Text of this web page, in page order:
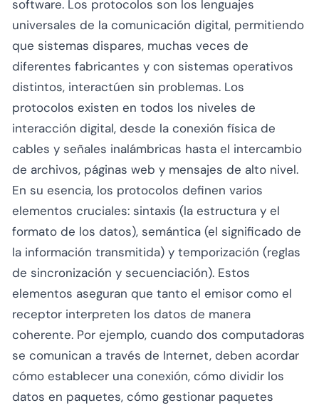
software. Los protocolos son los lenguajes
universales de la comunicación digital, permitiendo
que sistemas dispares, muchas veces de
diferentes fabricantes y con sistemas operativos
distintos, interactúen sin problemas. Los
protocolos existen en todos los niveles de
interacción digital, desde la conexión física de
cables y señales inalámbricas hasta el intercambio
de archivos, páginas web y mensajes de alto nivel.
En su esencia, los protocolos definen varios
elementos cruciales: sintaxis (la estructura y el
formato de los datos), semántica (el significado de
la información transmitida) y temporización (reglas
de sincronización y secuenciación). Estos
elementos aseguran que tanto el emisor como el
receptor interpreten los datos de manera
coherente. Por ejemplo, cuando dos computadoras
se comunican a través de Internet, deben acordar
cómo establecer una conexión, cómo dividir los
datos en paquetes, cómo gestionar paquetes